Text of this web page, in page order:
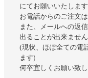
にてお願いいたします
お電話からのご注文
また、メールへの返
出ることが出来ません
(現状、ほぼ全ての電
ます)
何卒宜しくお願い致